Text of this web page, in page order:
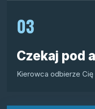
03
Czekaj pod
Kierowca odbierze